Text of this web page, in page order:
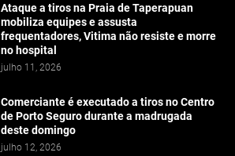
Ataque a tiros na Praia de Taperapuan
mobiliza equipes e assusta
frequentadores, Vitima não resiste e morre
no hospital
julho 11, 2026
Comerciante é executado a tiros no Centro
de Porto Seguro durante a madrugada
deste domingo
julho 12, 2026